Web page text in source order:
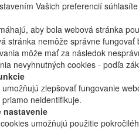
Vašich preferencií
aby bola webová stránka
stránka nemôže správne fungovať
môže mať za následok
nevyhnutných cookies - podľa
zlepšovať fungovanie
neidentifikuje.
nastavenie
umožňujú použitie